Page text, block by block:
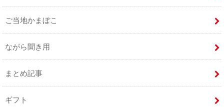
ご当地かまぼこ
ながら聞き用
まとめ記事
ギフト